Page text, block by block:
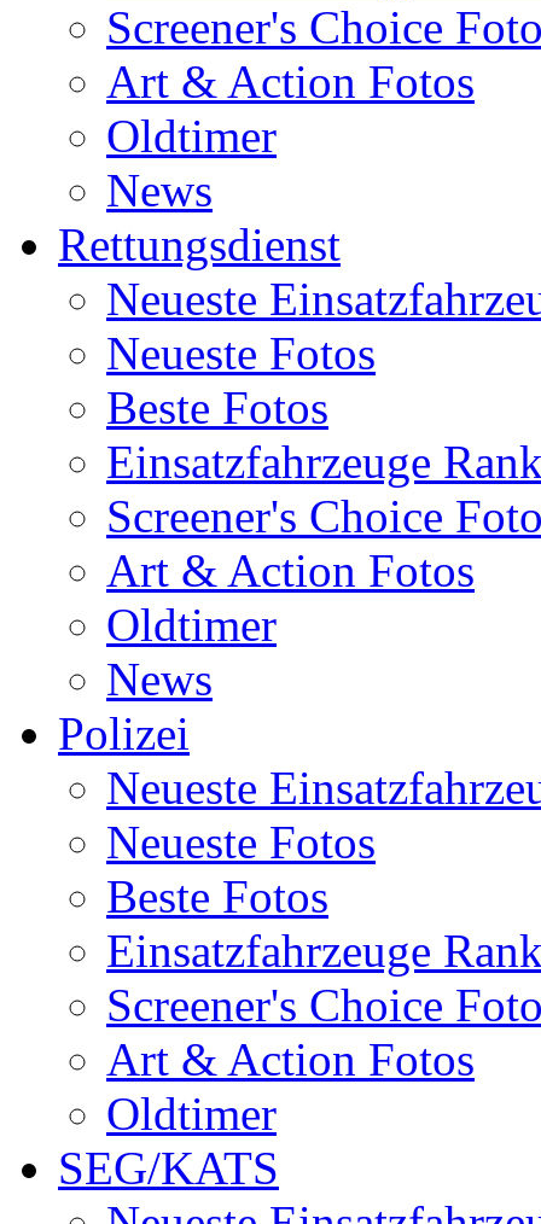
Screener's Choice
Art & Action Fotos
Oldtimer
News
Rettungsdienst
Neueste
Neueste Fotos
Beste Fotos
Einsatzfahrzeuge
Screener's Choice
Art & Action Fotos
Oldtimer
News
Polizei
Neueste
Neueste Fotos
Beste Fotos
Einsatzfahrzeuge
Screener's Choice
Art & Action Fotos
Oldtimer
SEG/KATS